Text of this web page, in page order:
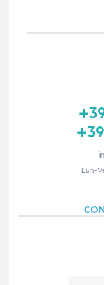
Lun-